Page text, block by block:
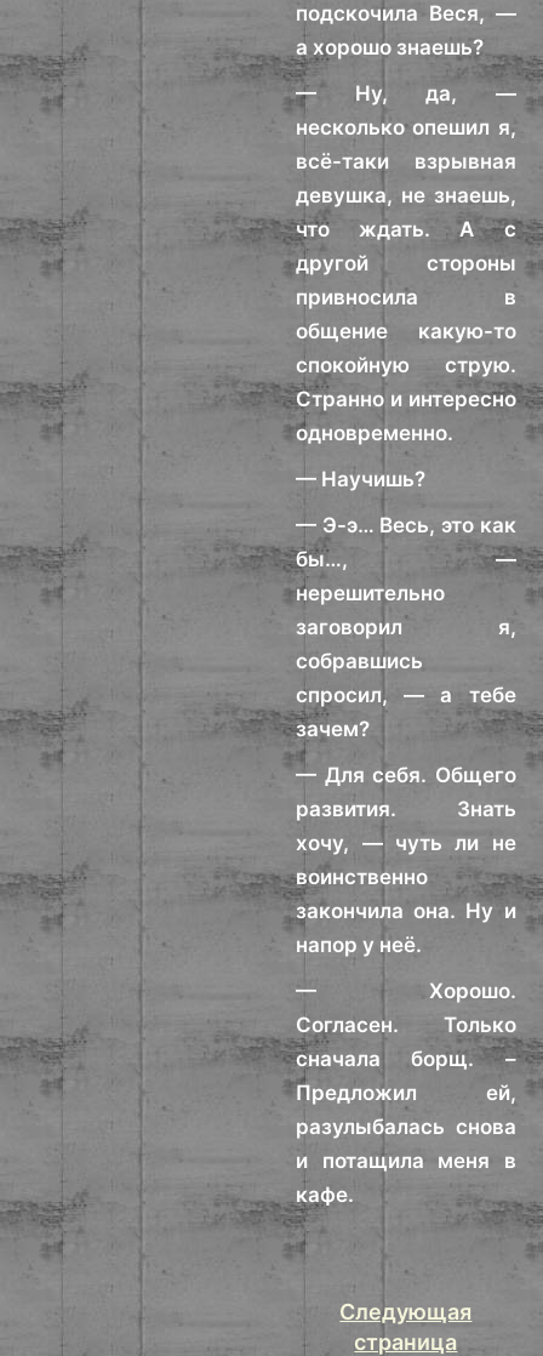
подскочила Веся, —
а хорошо знаешь?
— Ну, да, —
несколько опешил я,
всё-таки взрывная
девушка, не знаешь,
что ждать. А с
другой стороны
привносила в
общение какую-то
спокойную струю.
Странно и интересно
одновременно.
— Научишь?
— Э-э… Весь, это как
бы…, —
нерешительно
заговорил я,
собравшись
спросил, — а тебе
зачем?
— Для себя. Общего
развития. Знать
хочу, — чуть ли не
воинственно
закончила она. Ну и
напор у неё.
— Хорошо.
Согласен. Только
сначала борщ. –
Предложил ей,
разулыбалась снова
и потащила меня в
кафе.
Следующая
страница